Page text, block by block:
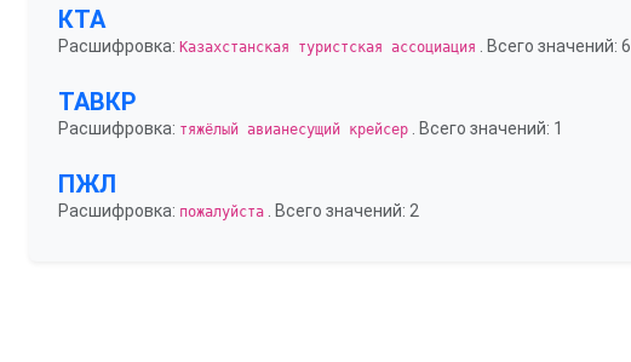
КТА
Расшифровка: Казахстанская туристская ассоциация . Всего значений: 6
ТАВКР
Расшифровка: тяжёлый авианесущий крейсер . Всего значений: 1
ПЖЛ
Расшифровка: пожалуйста . Всего значений: 2